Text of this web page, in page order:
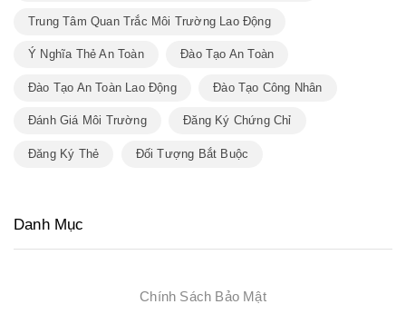
Trung Tâm Quan Trắc Môi Trường Lao Động
Ý Nghĩa Thẻ An Toàn Đào Tạo An Toàn
Đào Tạo An Toàn Lao Động Đào Tạo Công Nhân
Đánh Giá Môi Trường Đăng Ký Chứng Chỉ
Đăng Ký Thẻ Đối Tượng Bắt Buộc
Danh Mục
Chính Sách Bảo Mật